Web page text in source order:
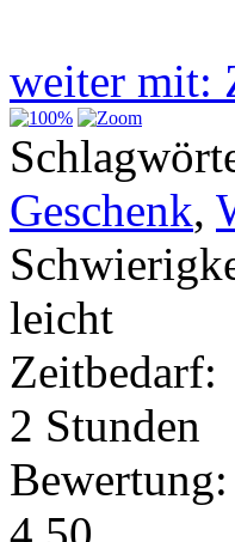
weiter mit:
Geschenk,
leicht
Zeitbedarf:
2 Stunden
Bewertung: